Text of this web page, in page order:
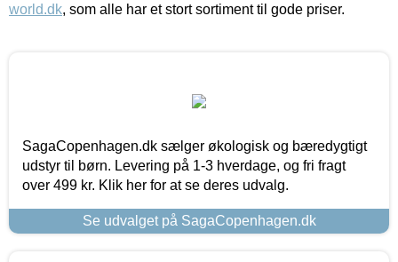
world.dk, som alle har et stort sortiment til gode priser.
SagaCopenhagen.dk sælger økologisk og bæredygtigt
udstyr til børn. Levering på 1-3 hverdage, og fri fragt
over 499 kr. Klik her for at se deres udvalg.
Se udvalget på SagaCopenhagen.dk